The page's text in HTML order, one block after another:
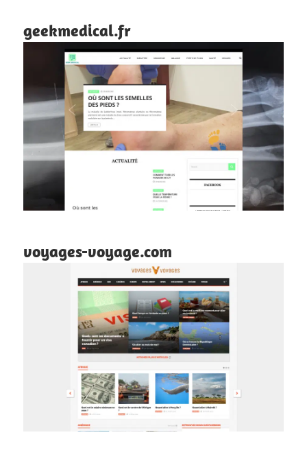
geekmedical.fr
voyages-voyage.com